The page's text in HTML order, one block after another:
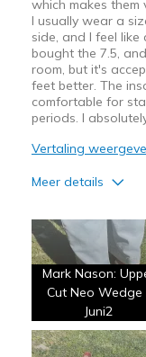
which makes
I usually wear a
side, and I feel
bought the 7.5,
room, but it's
feet better. The
comfortable for
periods. I
Vertaling
Meer details
Attractive Design
Breathe Well
Comfortable
Stylish
Mark Nason:
Cut Neo Wedge
Juni2